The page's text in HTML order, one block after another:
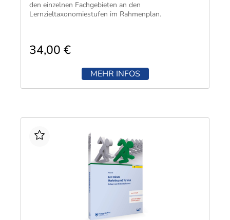
den einzelnen Fachgebieten an den
Lernzieltaxonomiestufen im Rahmenplan.
34,00 €
MEHR INFOS